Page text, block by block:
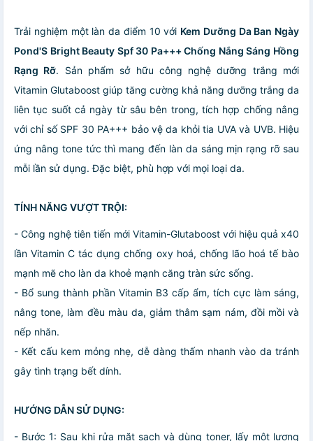
Trải nghiệm một làn da điểm 10 với Kem Dưỡng Da Ban Ngày
Pond'S Bright Beauty Spf 30 Pa+++ Chống Nắng Sáng Hồng
Rạng Rỡ. Sản phẩm sở hữu công nghệ dưỡng trắng mới
Vitamin Glutaboost giúp tăng cường khả năng dưỡng trắng da
liên tục suốt cả ngày từ sâu bên trong, tích hợp chống nắng
với chỉ số SPF 30 PA+++ bảo vệ da khỏi tia UVA và UVB. Hiệu
ứng nâng tone tức thì mang đến làn da sáng mịn rạng rỡ sau
mỗi lần sử dụng. Đặc biệt, phù hợp với mọi loại da.
TÍNH NĂNG VƯỢT TRỘI:
- Công nghệ tiên tiến mới Vitamin-Glutaboost với hiệu quả x40
lần Vitamin C tác dụng chống oxy hoá, chống lão hoá tế bào
mạnh mẽ cho làn da khoẻ mạnh căng tràn sức sống.
- Bổ sung thành phần Vitamin B3 cấp ẩm, tích cực làm sáng,
nâng tone, làm đều màu da, giảm thâm sạm nám, đồi mồi và
nếp nhăn.
- Kết cấu kem mỏng nhẹ, dễ dàng thấm nhanh vào da tránh
gây tình trạng bết dính.
HƯỚNG DẪN SỬ DỤNG:
- Bước 1: Sau khi rửa mặt sạch và dùng toner, lấy một lượng